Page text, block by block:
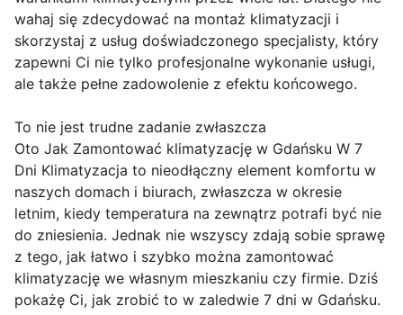
wahaj się zdecydować na montaż klimatyzacji i
skorzystaj z usług doświadczonego specjalisty, który
zapewni Ci nie tylko profesjonalne wykonanie usługi,
ale także pełne zadowolenie z efektu końcowego.
To nie jest trudne zadanie zwłaszcza
Oto Jak Zamontować klimatyzację w Gdańsku W 7
Dni Klimatyzacja to nieodłączny element komfortu w
naszych domach i biurach, zwłaszcza w okresie
letnim, kiedy temperatura na zewnątrz potrafi być nie
do zniesienia. Jednak nie wszyscy zdają sobie sprawę
z tego, jak łatwo i szybko można zamontować
klimatyzację we własnym mieszkaniu czy firmie. Dziś
pokażę Ci, jak zrobić to w zaledwie 7 dni w Gdańsku.